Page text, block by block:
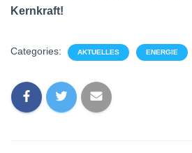
Kernkraft!
Categories: AKTUELLES ENERGIE